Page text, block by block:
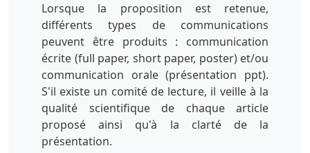
Lorsque la proposition est retenue,
différents types de communications
peuvent être produits : communication
écrite (full paper, short paper, poster) et/ou
communication orale (présentation ppt).
S'il existe un comité de lecture, il veille à la
qualité scientifique de chaque article
proposé ainsi qu'à la clarté de la
présentation.